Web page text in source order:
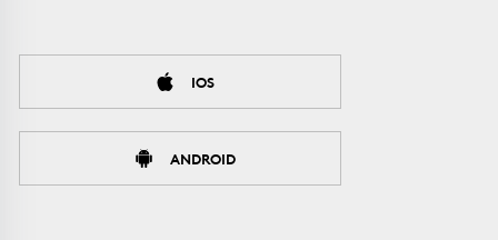
IOS
ANDROID